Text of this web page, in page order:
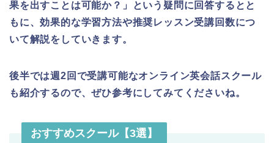
果を出すことは可能か？」という疑問に回答するとと
もに、効果的な学習方法や推奨レッスン受講回数につ
いて解説をしていきます。
後半では週2回で受講可能なオンライン英会話スクール
も紹介するので、ぜひ参考にしてみてくださいね。
おすすめスクール【3選】